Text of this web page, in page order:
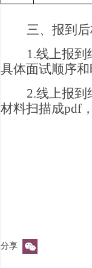
三、报到
1.线上报
具体面试顺序和
2.线上报到
材料扫描成pdf，
分享